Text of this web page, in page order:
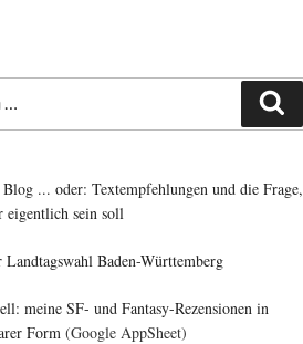
Blog ... oder: Textempfehlungen und die Frage,
eigentlich sein soll
Landtagswahl Baden-Württemberg
meine SF- und Fantasy-Rezensionen in
Form (Google AppSheet)